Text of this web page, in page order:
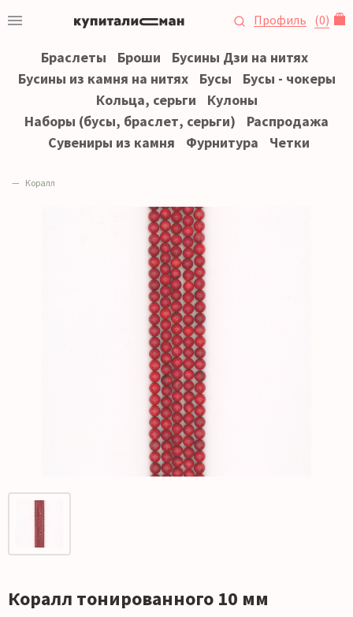
Профиль (0)
Браслеты Броши
Бусины Дзи на нитях
Бусины из камня на нитях
Бусы
Бусы - чокеры
Кольца, серьги
Кулоны
Наборы (бусы, браслет, серьги)
Распродажа
Сувениры из камня
Фурнитура Четки
Коралл
Коралл тонированного 10 мм